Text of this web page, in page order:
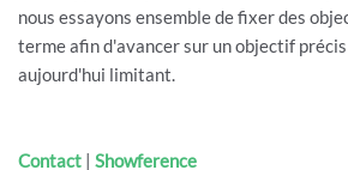
nous essayons ensemble de fixer des
terme afin d'avancer sur un objectif
aujourd'hui limitant.
Contact | Showference